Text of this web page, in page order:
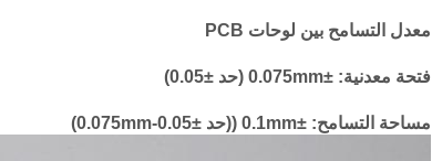
معدل التسامح بين لوحات PCB
فتحة معدنية: ±0.075mm (حد ±0.05)
مساحة التسامح: ±0.1mm ((حد ±0.05-0.075mm)